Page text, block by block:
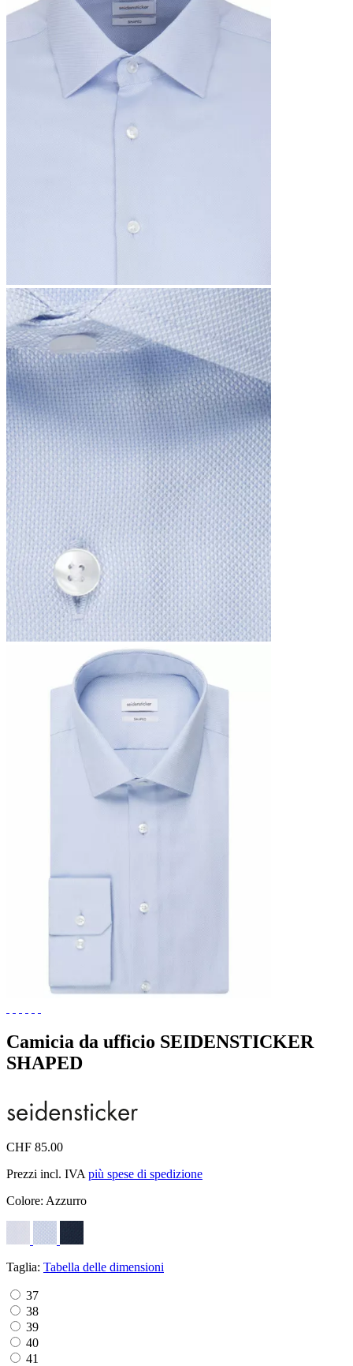
Camicia da ufficio SEIDENSTICKER
SHAPED
CHF 85.00
Prezzi incl. IVA più spese di spedizione
Colore: Azzurro
Taglia: Tabella delle dimensioni
37
38
39
40
41